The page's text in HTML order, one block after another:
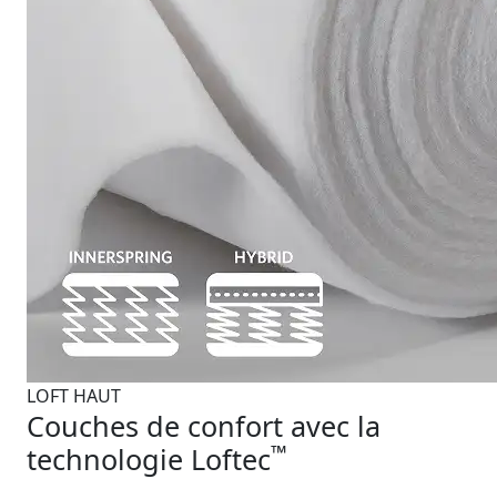
LOFT HAUT
Couches de confort avec la
technologie Loftec™